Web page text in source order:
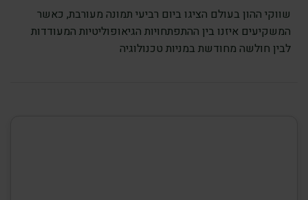
שווקי ההון בעולם הציגו ביום רביעי תמונה מעורבת, כאשר
המשקיעים איזנו בין ההתפתחויות הגיאופוליטיות המעודדות
לבין חולשה מחודשת במניות טכנולוגיה